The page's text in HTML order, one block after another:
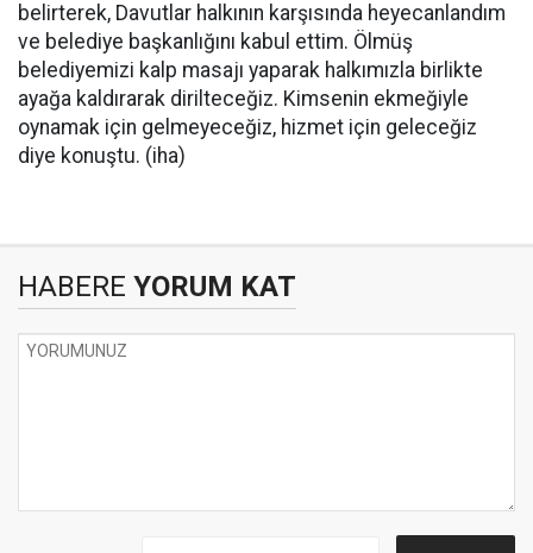
belirterek, Davutlar halkının karşısında heyecanlandım
ve belediye başkanlığını kabul ettim. Ölmüş
belediyemizi kalp masajı yaparak halkımızla birlikte
ayağa kaldırarak dirilteceğiz. Kimsenin ekmeğiyle
oynamak için gelmeyeceğiz, hizmet için geleceğiz
diye konuştu. (iha)
HABERE YORUM KAT